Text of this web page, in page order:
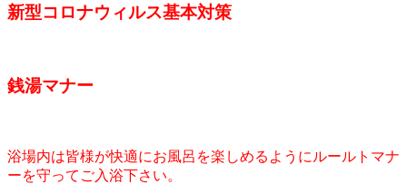
新型コロナウィルス基本対策
銭湯マナー
浴場内は皆様が快適にお風呂を楽しめるようにルールトマナ
ーを守ってご入浴下さい。